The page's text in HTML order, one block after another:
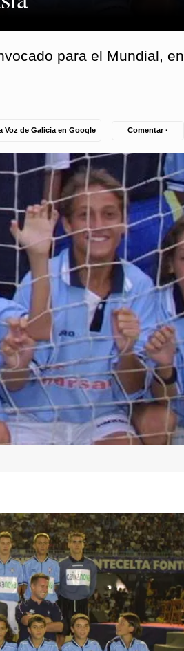
para el Mundial, en
Voz de Galicia en Google Comentar ·